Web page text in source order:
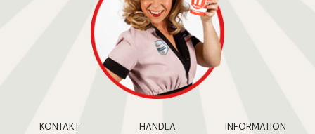
KONTAKT HANDLA INFORMATION